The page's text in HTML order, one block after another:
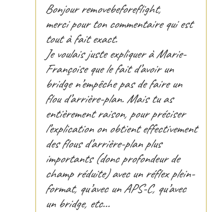
Bonjour removebeforeflight,
merci pour ton commentaire qui est
tout à fait exact.
Je voulais juste expliquer à Marie-
Françoise que le fait d’avoir un
bridge n’empêche pas de faire un
flou d’arrière-plan. Mais tu as
entièrement raison, pour préciser
l’explication on obtient effectivement
des flous d’arrière-plan plus
importants (donc profondeur de
champ réduite) avec un réflex plein-
format, qu’avec un APS-C, qu’avec
un bridge, etc…